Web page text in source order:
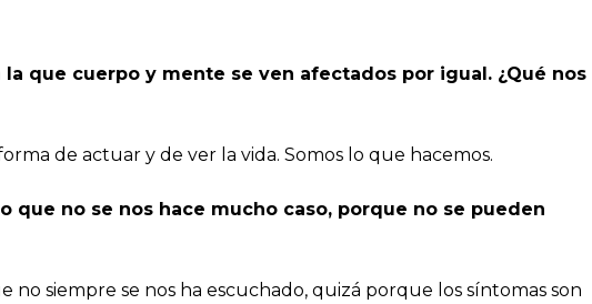
que cuerpo y mente se ven afectados por igual. ¿Qué nos
de actuar y de ver la vida. Somos lo que hacemos.
que no se nos hace mucho caso, porque no se pueden
siempre se nos ha escuchado, quizá porque los síntomas son